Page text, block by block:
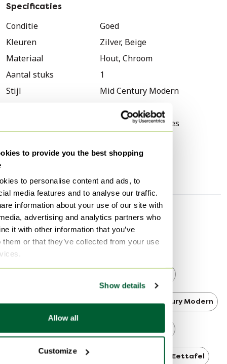
to provide you the best shopping
to personalise content and ads, to
media features and to analyse our traffic.
information about your use of our site with
advertising and analytics partners who
it with other information that you’ve
them or that they’ve collected from your use
Show details
Allow all
Customize
De tafel is in goede originele staat, kleine
Geweldig statement stuk in je eetkamer of
vergaderzaal. Het zou ook een geweldig bureau zijn!
jaren 1980 - VS
Ref: 490758
Specificaties
Conditie
Goed
Kleuren
Zilver, Beige
Materiaal
Hout, Chroom
Aantal stuks
1
Stijl
Mid Century Modern
Charles & Ray Eames
Breedte
240 cm
Ontdek meer
Charles & Ray Eames
Charles & Ray Eames Bureau Mid Century Modern
Mid Century Modern Bureau Design Eettafel